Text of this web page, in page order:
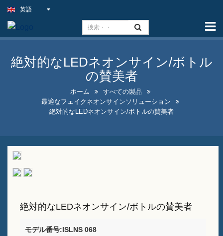
能力
スリムライトサイン
屋内ビジネス看板をお得な価
格で提供
ソリューション
目を引く酒瓶ディスプレイデ
Aフレームの黒板看板販売中
ワイン包装ソリューションプ
英語
絶対的なLEDネオンサイン/ボトル
の賛美者
ホーム
すべての製品
最適なフェイクネオンサインソリューション
絶対的なLEDネオンサイン/ボトルの賛美者
絶対的なLEDネオンサイン/ボトルの賛美者
モデル番号:ISLNS 068